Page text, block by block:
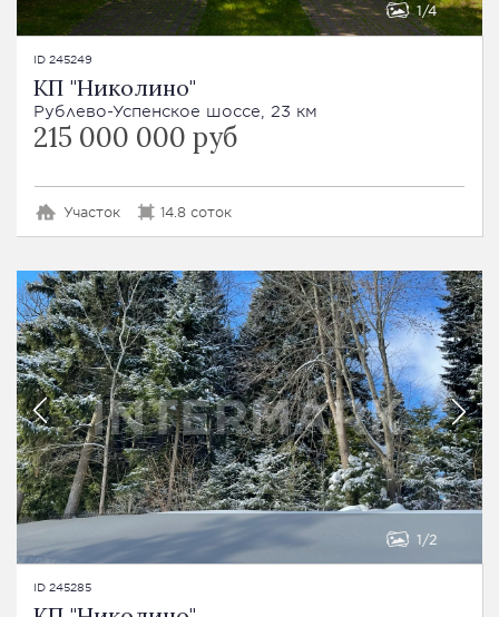
1 4
ID 245249
КП "Николино"
Рублево-Успенское шоссе, 23 км
215 000 000 руб
Участок 14.8 соток
1 2
ID 245285